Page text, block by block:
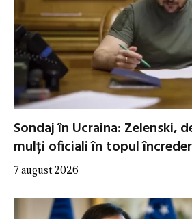
Sondaj în Ucraina: Zelenski,
mulți oficiali în topul
7 august 2026